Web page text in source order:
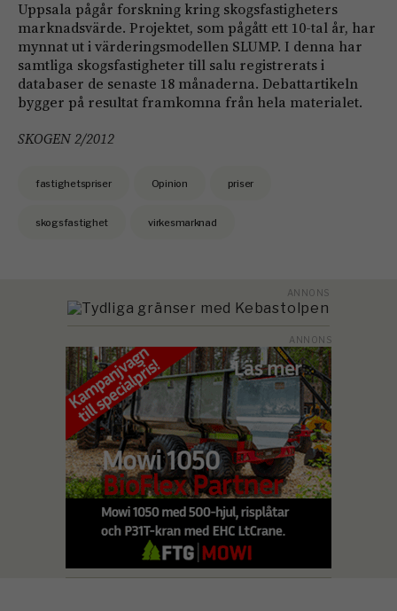
Uppsala pågår forskning kring skogsfastigheters
marknadsvärde. Projektet, som pågått ett 10-tal år, har
mynnat ut i värderingsmodellen SLUMP. I denna har
samtliga skogsfastigheter till salu registrerats i
databaser de senaste 18 månaderna. Debattartikeln
bygger på resultat framkomna från hela materialet.
SKOGEN 2/2012
fastighetspriser Opinion priser
skogsfastighet virkesmarknad